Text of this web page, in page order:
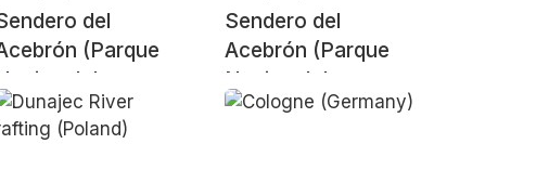
del
(Parque
de
Huelva(
Sendero del
Acebrón (Parque
Nacional de
Doñana)- Huelva(